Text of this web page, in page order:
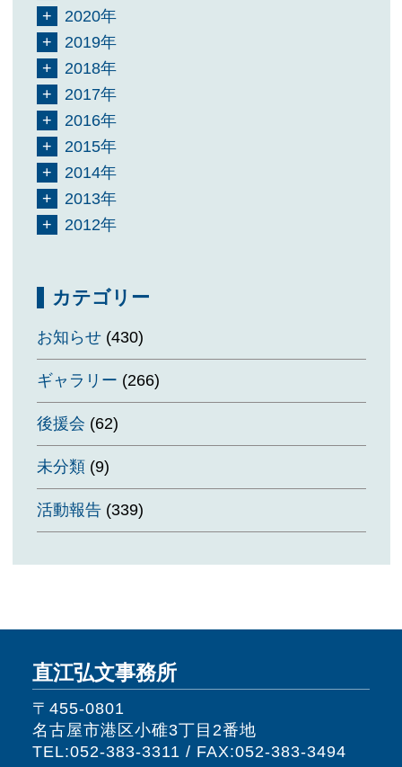
2020年
2019年
2018年
2017年
2016年
2015年
2014年
2013年
2012年
カテゴリー
お知らせ(430)
ギャラリー (266)
後援会 (62)
未分類(9)
活動報告(339)
直江弘文事務所
〒455-0801
名古屋市港区小碓3丁目2番地
TEL:052-383-3311 / FAX:052-383-3494